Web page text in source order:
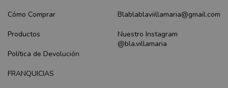
Cómo Comprar
Productos
Política de Devolución
FRANQUICIAS
Blablablaviillamaria@gmail.com
Nuestro Instagram
@bla.villamaria